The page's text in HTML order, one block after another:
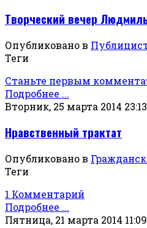
Творческий вечер
Опубликовано в
Теги
Станьте первым
Подробнее ...
Вторник, 25 марта 2014 23:13
Нравственный трактат
Опубликовано в
Теги
1 Комментарий
Подробнее ...
Пятница, 21 марта 2014 11:09